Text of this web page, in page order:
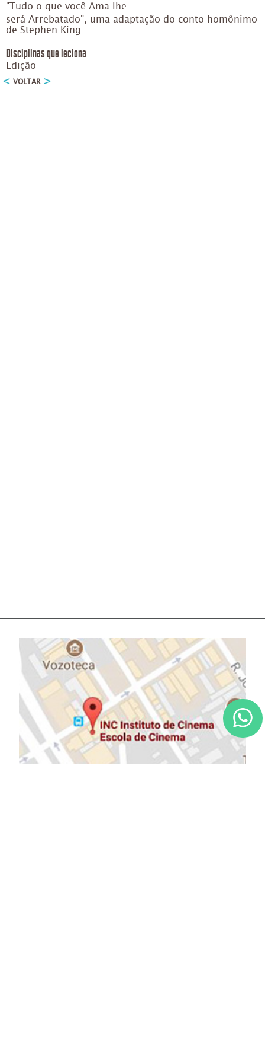
"Tudo o que você Ama lhe
será Arrebatado", uma adaptação do conto homônimo
de Stephen King.
Disciplinas que leciona
Edição
VOLTAR